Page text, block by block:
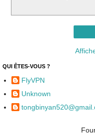
QUI ÊTES-VOUS ?
FlyVPN
Unknown